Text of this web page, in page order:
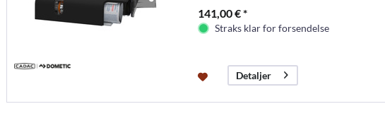
141,00 € *
Straks klar for forsendelse
Detaljer